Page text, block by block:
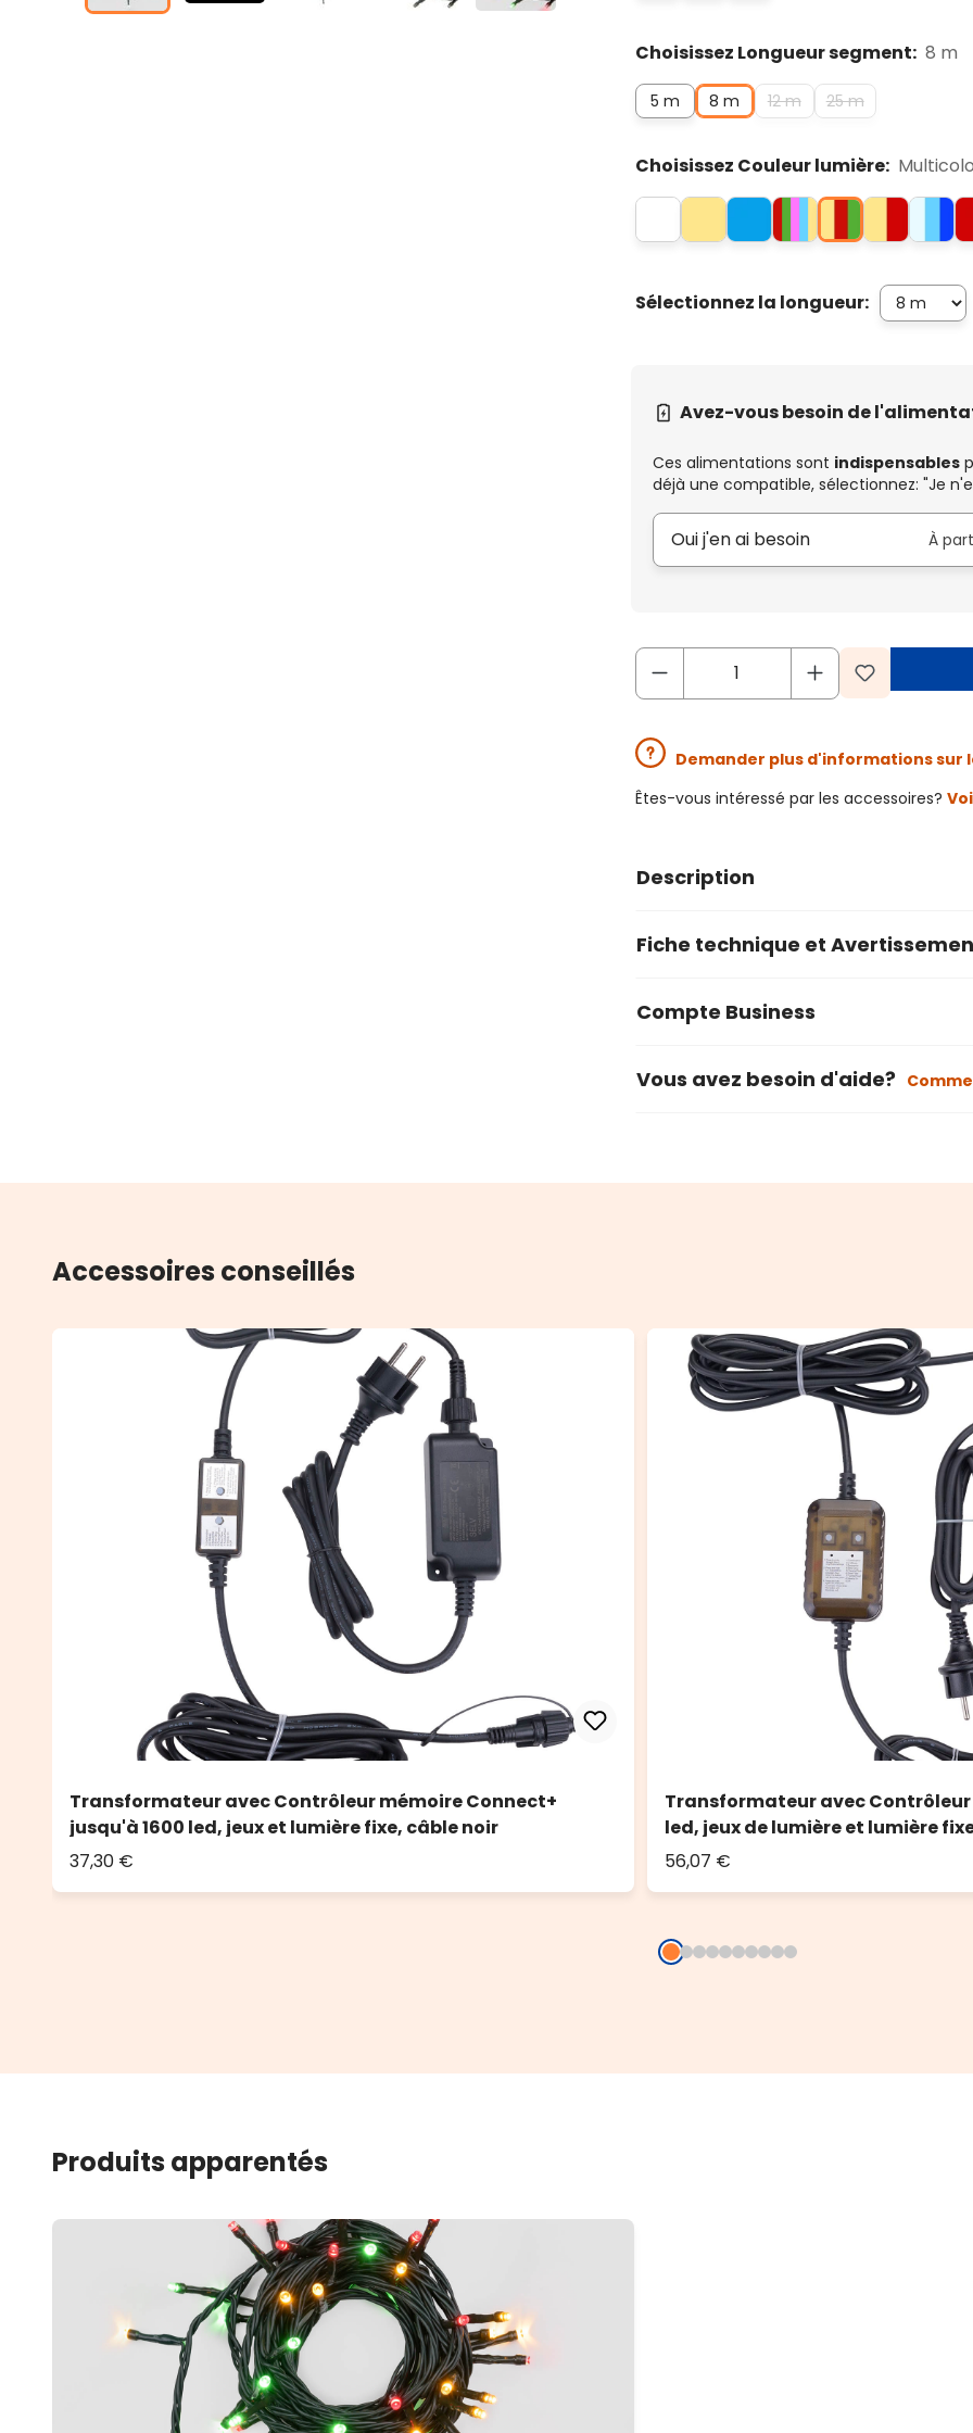
Choisissez Longueur segment: 8 m
5 m 8 m 12 m 25 m
Choisissez Couleur lumière:
Sélectionnez la longueur:
Avez-vous besoin de
Ces alimentations sont indispensables
déjà une compatible, sélectionnez: "Je
Oui j'en ai besoin À
Demander plus d'informations sur
Êtes-vous intéressé par les accessoires?
Description
Fiche technique et
Compte Business
Vous avez besoin d'aide?
Accessoires conseillés
Transformateur avec Contrôleur mémoire Connect+
jusqu'à 1600 led, jeux et lumière fixe, câble noir
37,30 €
Transformateur avec
led, jeux de lumière et lumière
56,07 €
Produits apparentés